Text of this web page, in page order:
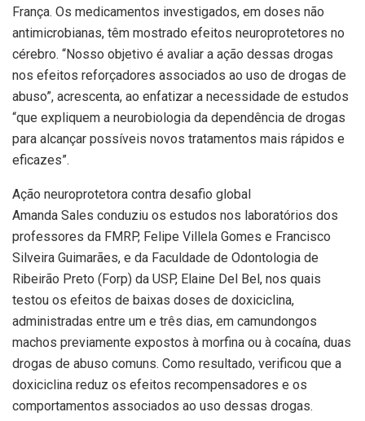
França. Os medicamentos investigados, em doses não
antimicrobianas, têm mostrado efeitos neuroprotetores no
cérebro. “Nosso objetivo é avaliar a ação dessas drogas
nos efeitos reforçadores associados ao uso de drogas de
abuso”, acrescenta, ao enfatizar a necessidade de estudos
“que expliquem a neurobiologia da dependência de drogas
para alcançar possíveis novos tratamentos mais rápidos e
eficazes”.
Ação neuroprotetora contra desafio global
Amanda Sales conduziu os estudos nos laboratórios dos
professores da FMRP, Felipe Villela Gomes e Francisco
Silveira Guimarães, e da Faculdade de Odontologia de
Ribeirão Preto (Forp) da USP, Elaine Del Bel, nos quais
testou os efeitos de baixas doses de doxiciclina,
administradas entre um e três dias, em camundongos
machos previamente expostos à morfina ou à cocaína, duas
drogas de abuso comuns. Como resultado, verificou que a
doxiciclina reduz os efeitos recompensadores e os
comportamentos associados ao uso dessas drogas.